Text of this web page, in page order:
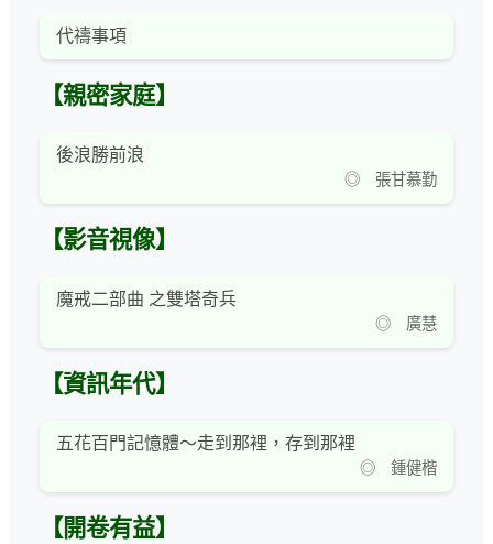
代禱事項
【親密家庭】
後浪勝前浪
◎ 張甘慕勤
【影音視像】
魔戒二部曲 之雙塔奇兵
◎ 廣慧
【資訊年代】
五花百門記憶體～走到那裡，存到那裡
◎ 鍾健楷
【開卷有益】